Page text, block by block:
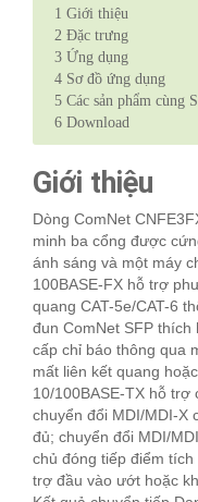
1 Giới thiệu
2 Đặc trưng
3 Ứng dụng
4 Sơ đồ ứng dụng
5 Các sản phẩm cùng
6 Download
Giới thiệu
Dòng ComNet
minh ba cổng được
ánh sáng và một máy
100BASE-FX hỗ trợ
quang CAT-5e/CAT-6
đun ComNet SFP
cấp chỉ báo thông qua
mất liên kết quang
10/100BASE-TX hỗ
chuyển đổi MDI/MDI-X
đủ; chuyển đổi MDI/
chủ đóng tiếp điểm
trợ đầu vào ướt hoặc